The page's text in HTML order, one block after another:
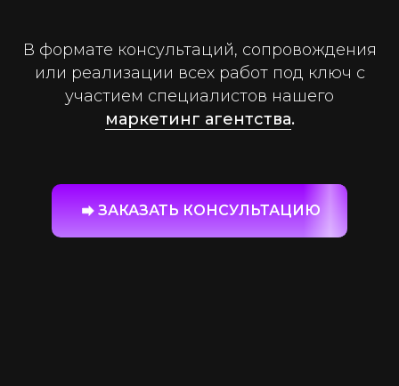
В формате консультаций, сопровождения
или реализации всех работ под ключ с
участием специалистов нашего
маркетинг агентства.
ЗАКАЗАТЬ КОНСУЛЬТАЦИЮ